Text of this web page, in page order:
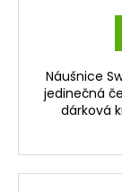
Náušnice
jedinečná
dárková